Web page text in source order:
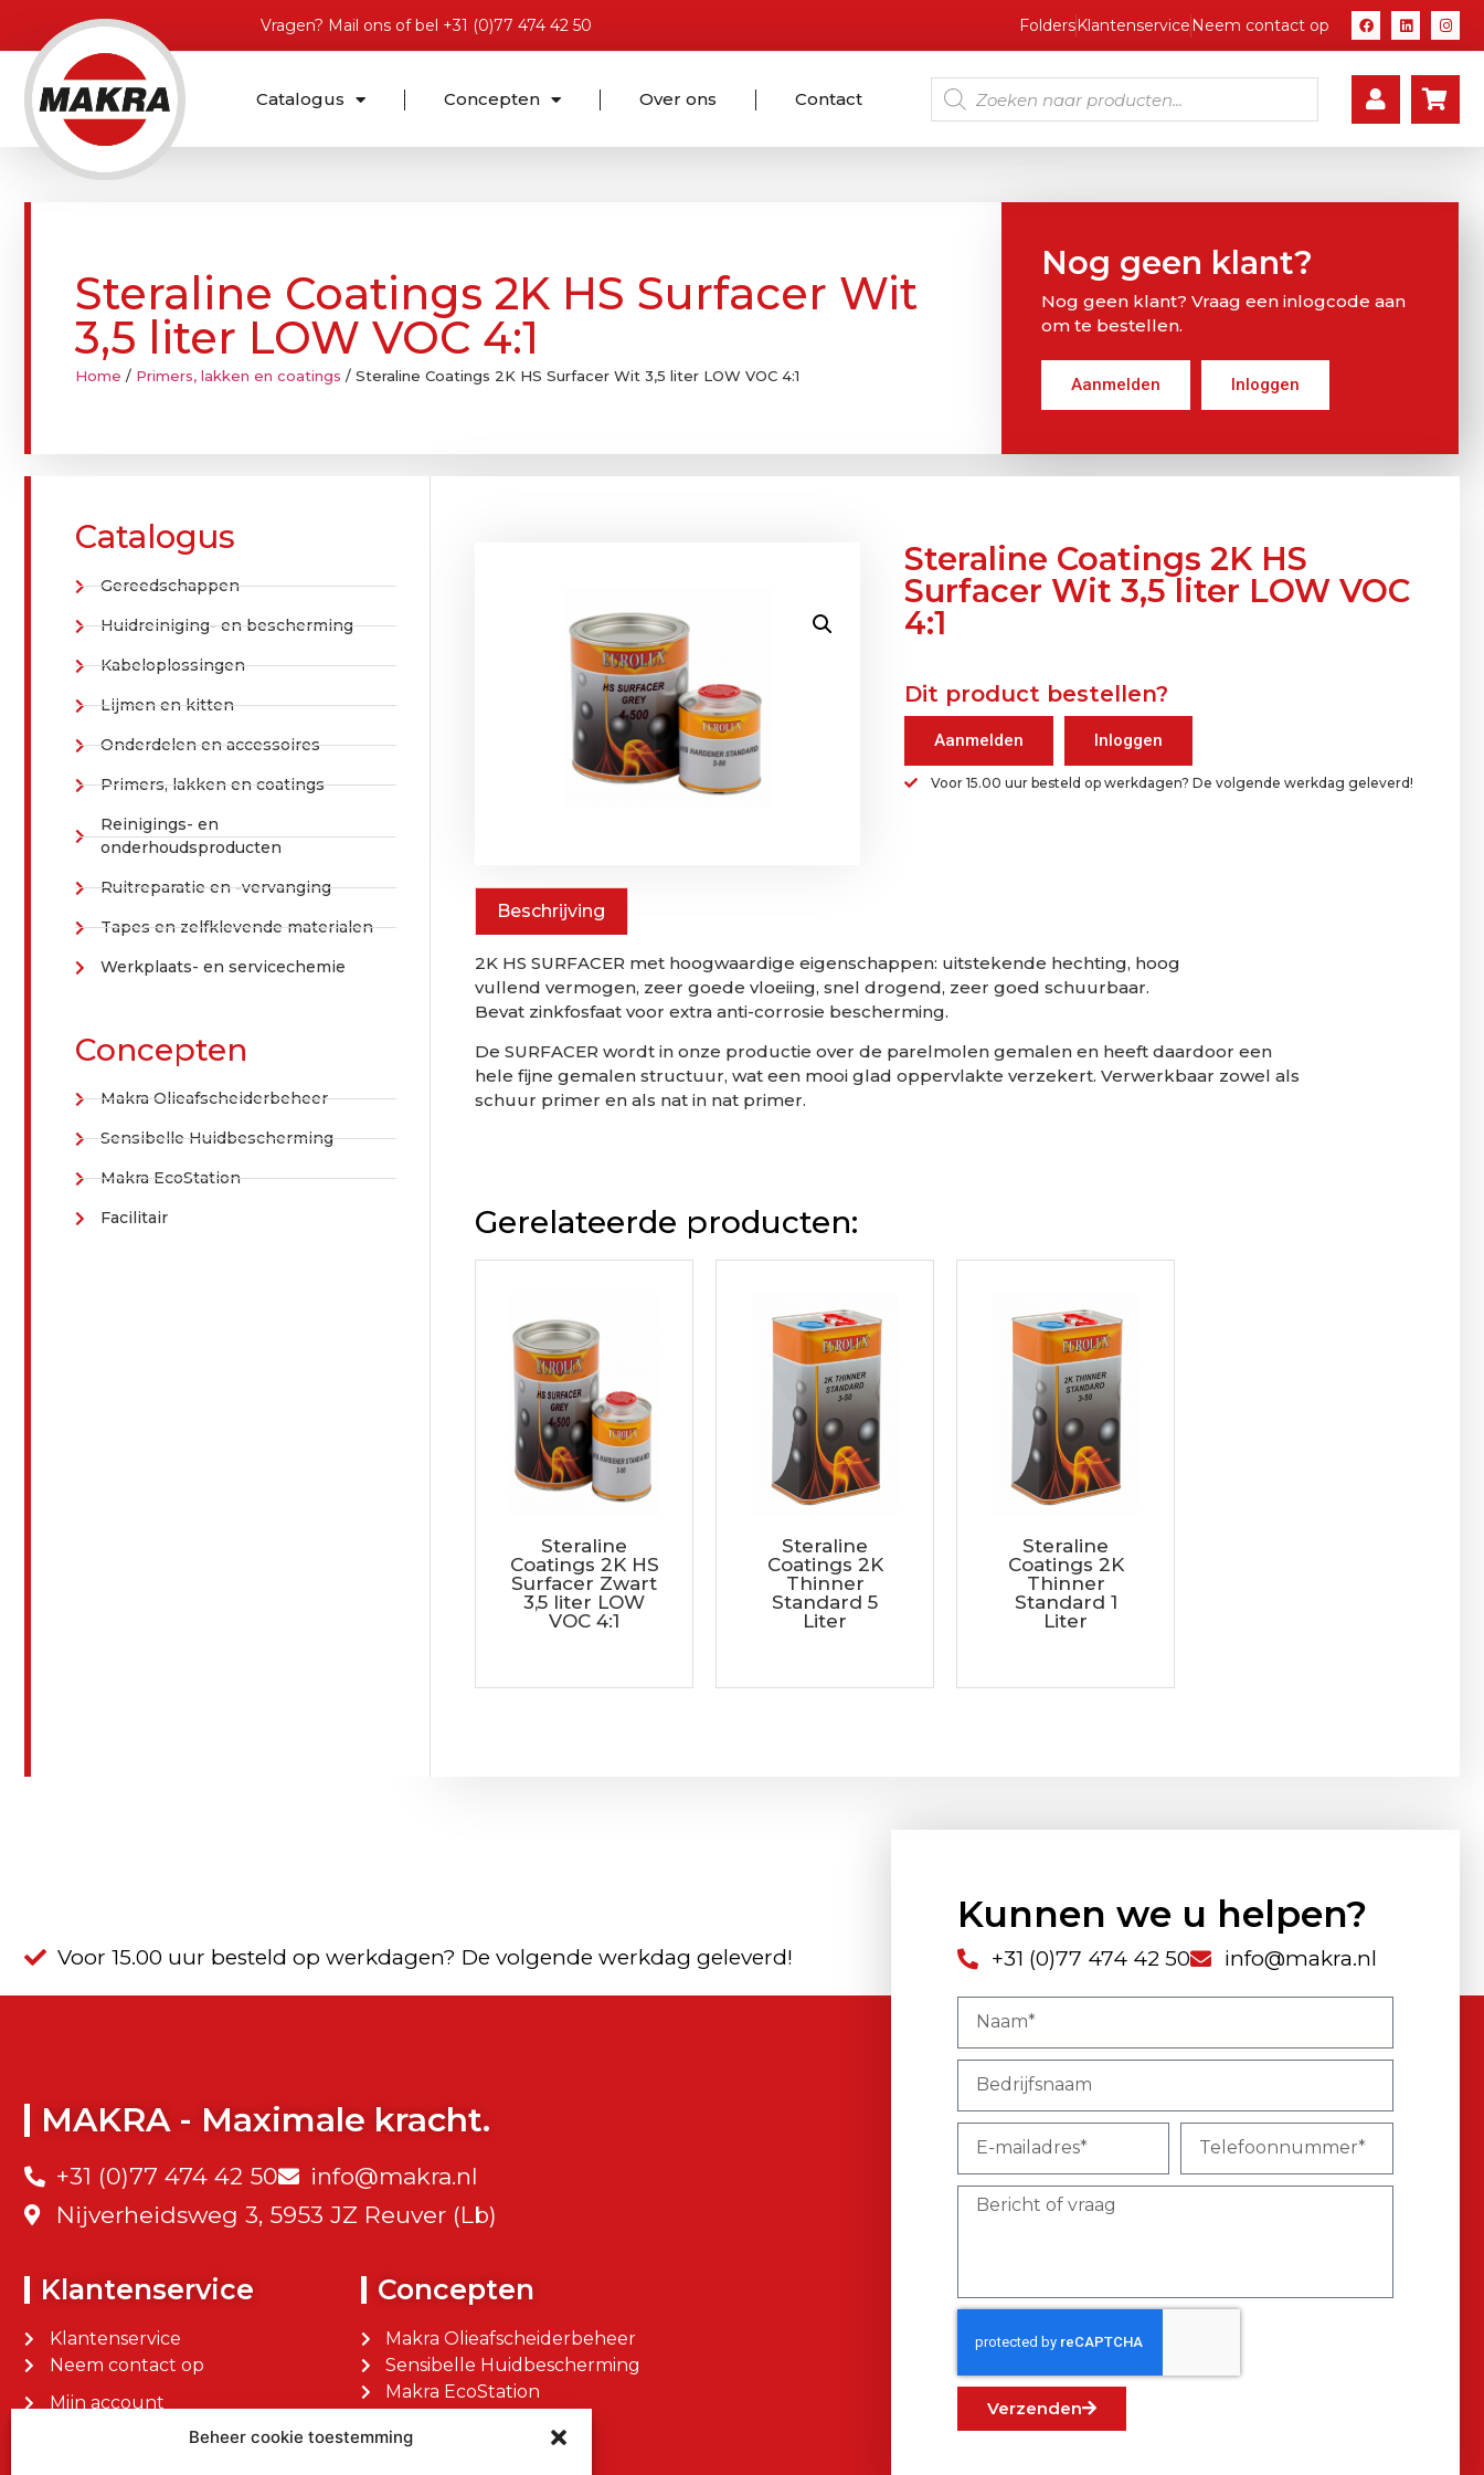
Beheer cookie toestemming
Vragen? Mail onsof bel +31 (0)77 474 42 50 FoldersKlantenservice Neem contact op
Catalogus Concepten Over ons Contact
Steraline Coatings 2K HS Surfacer Wit
3,5 liter LOW VOC 4:1
Home / Primers, lakken en coatings / Steraline Coatings 2K HS Surfacer Wit 3,5 liter LOW VOC 4:1
Nog geen klant?
Nog geen klant? Vraag een inlogcode aan
om te bestellen.
Aanmelden Inloggen
Catalogus
Gereedschappen
Huidreiniging- en bescherming
Kabeloplossingen
Lijmen en kitten
Onderdelen en accessoires
Primers, lakken en coatings
Reinigings- en
onderhoudsproducten
Ruitreparatie en -vervanging
Tapes en zelfklevende materialen
Werkplaats- en servicechemie
Concepten
Makra Olieafscheiderbeheer
Sensibelle Huidbescherming
Makra EcoStation
Facilitair
Steraline Coatings 2K HS
Surfacer Wit 3,5 liter LOW VOC
4:1
Dit product bestellen?
Aanmelden Inloggen
Voor 15.00 uur besteld op werkdagen? De volgende werkdag geleverd!
Beschrijving
2K HS SURFACER met hoogwaardige eigenschappen: uitstekende hechting, hoog
vullend vermogen, zeer goede vloeiing, snel drogend, zeer goed schuurbaar.
Bevat zinkfosfaat voor extra anti-corrosie bescherming.
De SURFACER wordt in onze productie over de parelmolen gemalen en heeft daardoor een
hele fijne gemalen structuur, wat een mooi glad oppervlakte verzekert. Verwerkbaar zowel als
schuur primer en als nat in nat primer.
Gerelateerde producten:
Steraline
Coatings 2K HS
Surfacer Zwart
3,5 liter LOW
VOC 4:1
Steraline
Coatings 2K
Thinner
Standard 5
Liter
Steraline
Coatings 2K
Thinner
Standard 1
Liter
Voor 15.00 uur besteld op werkdagen? De volgende werkdag geleverd!
MAKRA - Maximale kracht.
+31 (0)77 474 42 50
info@makra.nl
Nijverheidsweg 3, 5953 JZ Reuver (Lb)
Klantenservice
Klantenservice
Neem contact op
Mijn account
Mijn bestellingen
Concepten
Makra Olieafscheiderbeheer
Sensibelle Huidbescherming
Makra EcoStation
Kunnen we u helpen?
+31 (0)77 474 42 50 info@makra.nl
Verzenden